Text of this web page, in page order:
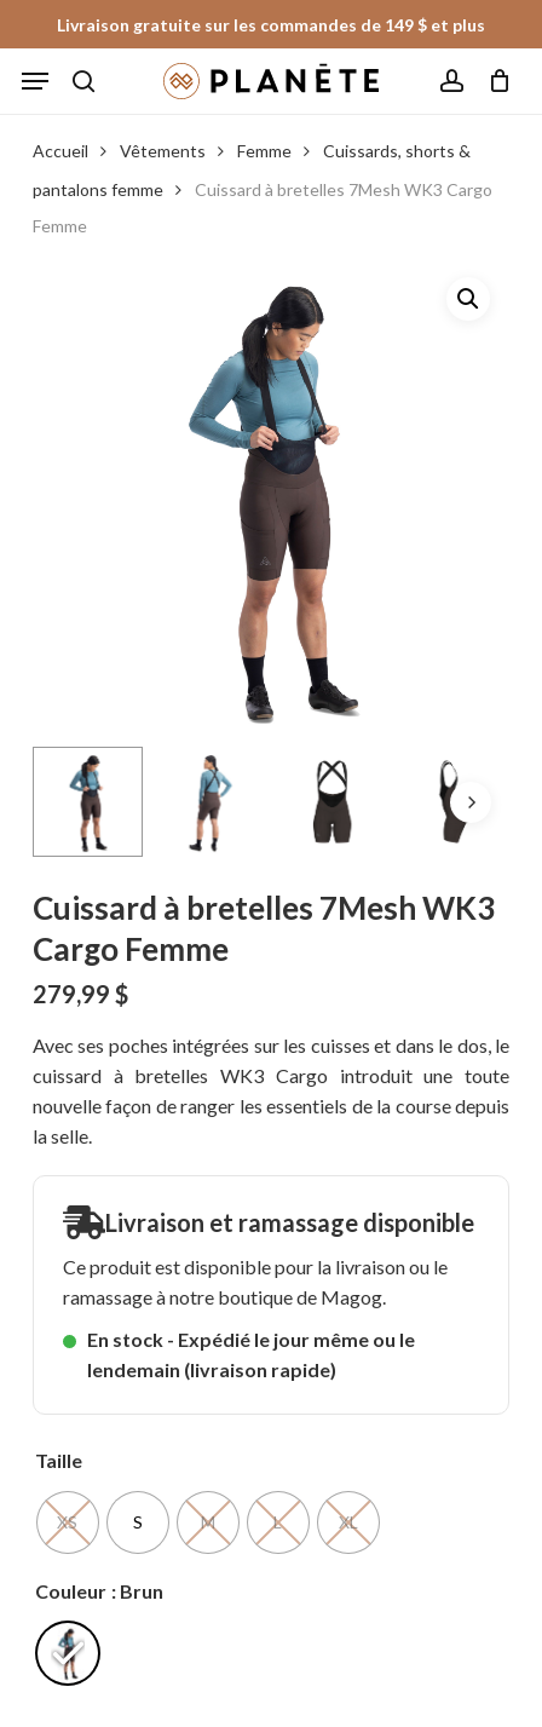
to
main
Livraison gratuite sur les commandes de 149 $ et plus
Menu
Fermer
le
panier
Accueil Vêtements Femme
Cuissards, shorts &
pantalons femme
Cuissard à bretelles 7Mesh WK3 Cargo
Femme
Cuissard à bretelles 7Mesh WK3
Cargo Femme
279,99 $
Avec ses poches intégrées sur les cuisses et dans le dos, le
cuissard à bretelles WK3 Cargo introduit une toute
nouvelle façon de ranger les essentiels de la course depuis
la selle.
Livraison et ramassage disponible
Ce produit est disponible pour la livraison ou le
ramassage à notre boutique de Magog.
En stock - Expédié le jour même ou le
lendemain (livraison rapide)
Taille
XS S M L XL
Couleur : Brun